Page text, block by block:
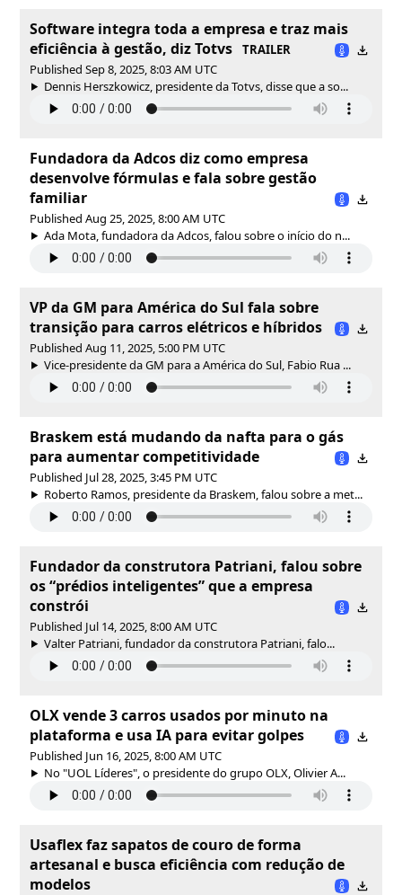
Software integra toda a empresa e traz mais
eficiência à gestão, diz Totvs
TRAILER
Published Sep 8, 2025, 8:03 AM UTC
Dennis Herszkowicz, presidente da Totvs, disse que a so...
Fundadora da Adcos diz como empresa
desenvolve fórmulas e fala sobre gestão
familiar
Published Aug 25, 2025, 8:00 AM UTC
Ada Mota, fundadora da Adcos, falou sobre o início do n...
VP da GM para América do Sul fala sobre
transição para carros elétricos e híbridos
Published Aug 11, 2025, 5:00 PM UTC
Vice-presidente da GM para a América do Sul, Fabio Rua ...
Braskem está mudando da nafta para o gás
para aumentar competitividade
Published Jul 28, 2025, 3:45 PM UTC
Roberto Ramos, presidente da Braskem, falou sobre a met...
Fundador da construtora Patriani, falou sobre
os “prédios inteligentes” que a empresa
constrói
Published Jul 14, 2025, 8:00 AM UTC
Valter Patriani, fundador da construtora Patriani, falo...
OLX vende 3 carros usados por minuto na
plataforma e usa IA para evitar golpes
Published Jun 16, 2025, 8:00 AM UTC
No "UOL Líderes", o presidente do grupo OLX, Olivier A...
Usaflex faz sapatos de couro de forma
artesanal e busca eficiência com redução de
modelos